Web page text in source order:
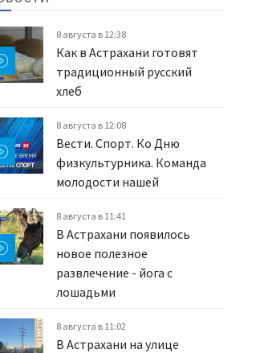
8 августа в 12:38
Как в Астрахани готовят
традиционный русский
хлеб
8 августа в 12:08
Вести. Спорт. Ко Дню
физкультурника. Команда
молодости нашей
8 августа в 11:41
В Астрахани появилось
новое полезное
развлечение - йога с
лошадьми
8 августа в 11:02
В Астрахани на улице